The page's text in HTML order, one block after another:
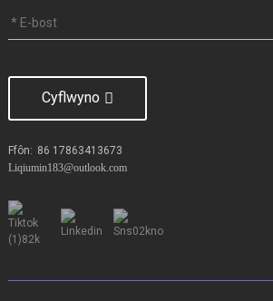
Cyflwyno
Ffôn: 86 17863413673
Liqiumin183@outlook.com